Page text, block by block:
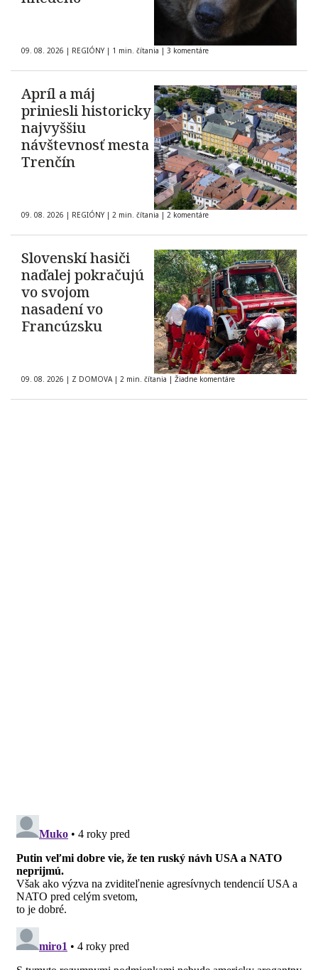
09. 08. 2026 | REGIÓNY | 1 min. čítania | 3 komentáre
Apríl a máj
priniesli historicky
najvyššiu
návštevnosť mesta
Trenčín
09. 08. 2026 | REGIÓNY | 2 min. čítania | 2 komentáre
Slovenskí hasiči
naďalej pokračujú
vo svojom
nasadení vo
Francúzsku
09. 08. 2026 | Z DOMOVA | 2 min. čítania | Žiadne komentáre